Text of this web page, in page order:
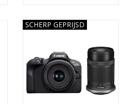
SCHERP GEPRIJSD